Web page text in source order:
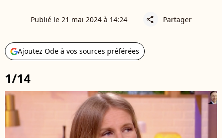
Publié le 21 mai 2024 à 14:24 share Partager
Ajoutez Ode à vos sources préférées
1/14